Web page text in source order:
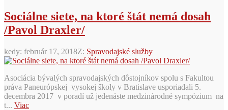
Sociálne siete, na ktoré štát nemá dosah
/Pavol Draxler/
kedy: február 17, 2018Z: Spravodajské služby
Asociácia bývalých spravodajských dôstojníkov spolu s Fakultou
práva Paneurópskej vysokej školy v Bratislave usporiadali 5.
decembra 2017 v poradí už jedenáste medzinárodné sympózium na
t... Viac